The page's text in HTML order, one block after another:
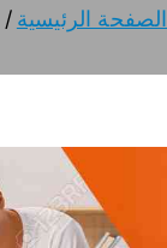
الصفحة الرئيسية